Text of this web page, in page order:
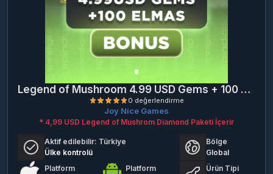
Legend of Mushroom 4.99 USD Gems + 100 Elmas
Joy Nice Games
* 4,99 USD Legend of Mushrom Diamond Paketi İçerir
Aktif edilebilir: Türkiye
Ülke kontrolü
Bölge
Global
Platform
Platform
Ürün Tipi